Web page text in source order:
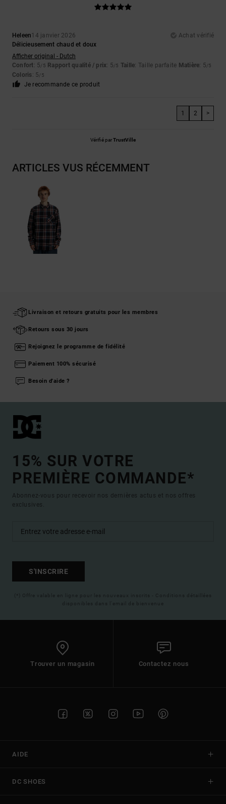
Heleen14 janvier 2026
Achat vérifié
Délicieusement chaud et doux
Afficher original - Dutch
Confort: 5/5 Rapport qualité / prix: 5/5 Taille: Taille parfaite Matière: 5/5
Coloris: 5/5
Je recommande ce produit
1 2 >
Vérifié parTrustVille
ARTICLES VUS RÉCEMMENT
Livraison et retours gratuits pour les membres
Retours sous 30 jours
Rejoignez le programme de fidélité
Paiement 100% sécurisé
Besoin d'aide ?
15% SUR VOTRE
PREMIÈRE COMMANDE*
Abonnez-vous pour recevoir nos dernières actus et nos offres
exclusives.
S'INSCRIRE
(*) Offre valable en ligne pour les nouveaux inscrits - Conditions détaillées
disponibles dans l'email de bienvenue
Trouver un magasin Contactez nous
AIDE
DC SHOES